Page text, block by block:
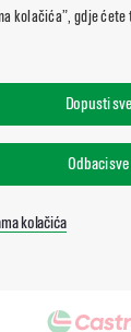
kolačića”, gdje
Dopusti sve
Odbaci sve
kolačića